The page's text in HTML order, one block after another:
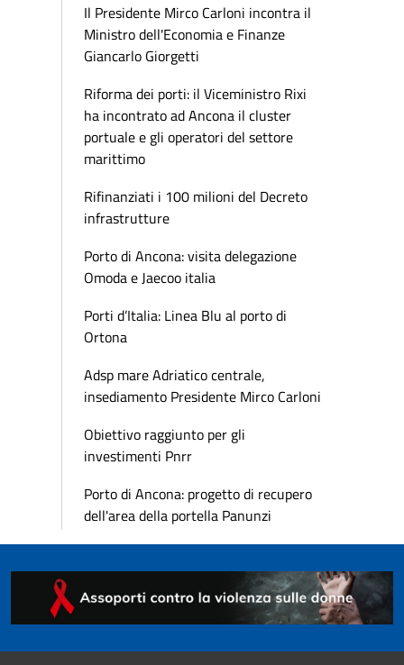
Il Presidente Mirco Carloni incontra il
Ministro dell'Economia e Finanze
Giancarlo Giorgetti
Riforma dei porti: il Viceministro Rixi
ha incontrato ad Ancona il cluster
portuale e gli operatori del settore
marittimo
Rifinanziati i 100 milioni del Decreto
infrastrutture
Porto di Ancona: visita delegazione
Omoda e Jaecoo italia
Porti d’Italia: Linea Blu al porto di
Ortona
Adsp mare Adriatico centrale,
insediamento Presidente Mirco Carloni
Obiettivo raggiunto per gli
investimenti Pnrr
Porto di Ancona: progetto di recupero
dell'area della portella Panunzi